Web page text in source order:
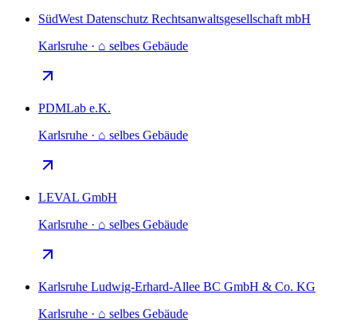
SüdWest Datenschutz Rechtsanwaltsgesellschaft mbH
Karlsruhe · ⌂ selbes Gebäude
PDMLab e.K.
Karlsruhe · ⌂ selbes Gebäude
LEVAL GmbH
Karlsruhe · ⌂ selbes Gebäude
Karlsruhe Ludwig-Erhard-Allee BC GmbH & Co. KG
Karlsruhe · ⌂ selbes Gebäude